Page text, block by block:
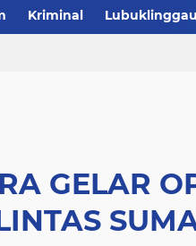
Kriminal Lubuklinggau
GELAR